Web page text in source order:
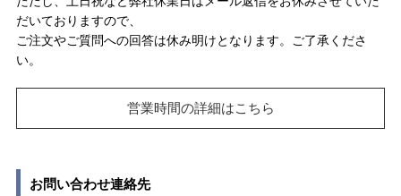
だいておりますので、
ご注文やご質問への回答は休み明けとなります。ご了承くださ
い。
営業時間の詳細はこちら
お問い合わせ連絡先